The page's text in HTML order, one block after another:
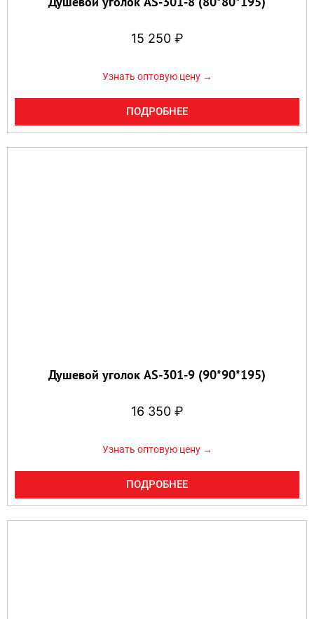
15 250 ₽
Узнать оптовую цену →
ПОДРОБНЕЕ
Душевой уголок AS-301-9 (90*90*195)
16 350 ₽
Узнать оптовую цену →
ПОДРОБНЕЕ